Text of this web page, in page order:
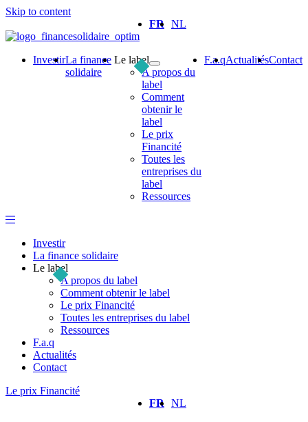
Skip to content
FR
NL
InvestirLa finance
solidaire
Le label
A propos du
label
Comment
obtenir le
label
Le prix
Financité
Toutes les
entreprises du
label
Ressources
F.a.qActualitésContact
Investir
La finance solidaire
Le label
A propos du label
Comment obtenir le label
Le prix Financité
Toutes les entreprises du label
Ressources
F.a.q
Actualités
Contact
Le prix Financité
FR
NL